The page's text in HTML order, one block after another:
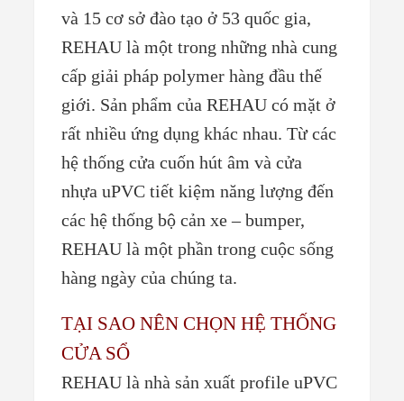
và 15 cơ sở đào tạo ở 53 quốc gia,
REHAU là một trong những nhà cung
cấp giải pháp polymer hàng đầu thế
giới. Sản phẩm của REHAU có mặt ở
rất nhiều ứng dụng khác nhau. Từ các
hệ thống cửa cuốn hút âm và cửa
nhựa uPVC tiết kiệm năng lượng đến
các hệ thống bộ cản xe – bumper,
REHAU là một phần trong cuộc sống
hàng ngày của chúng ta.
TẠI SAO NÊN CHỌN HỆ THỐNG
CỬA SỔ
REHAU là nhà sản xuất profile uPVC